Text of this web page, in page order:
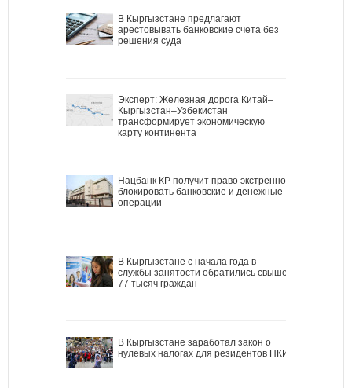
В Кыргызстане предлагают
арестовывать банковские счета без
решения суда
Эксперт: Железная дорога Китай–
Кыргызстан–Узбекистан
трансформирует экономическую
карту континента
Нацбанк КР получит право экстренно
блокировать банковские и денежные
операции
В Кыргызстане с начала года в
службы занятости обратились свыше
77 тысяч граждан
В Кыргызстане заработал закон о
нулевых налогах для резидентов ПКИ